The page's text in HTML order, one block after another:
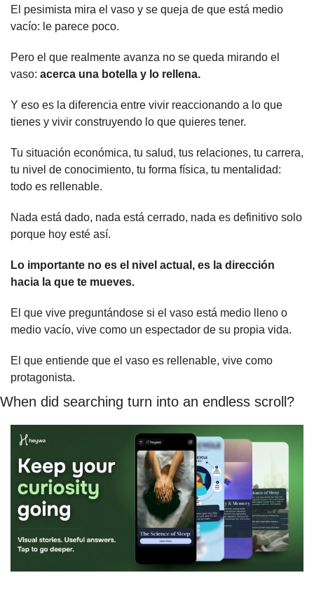
El pesimista mira el vaso y se queja de que está medio
vacío: le parece poco.
Pero el que realmente avanza no se queda mirando el
vaso: acerca una botella y lo rellena.
Y eso es la diferencia entre vivir reaccionando a lo que
tienes y vivir construyendo lo que quieres tener.
Tu situación económica, tu salud, tus relaciones, tu carrera,
tu nivel de conocimiento, tu forma física, tu mentalidad:
todo es rellenable.
Nada está dado, nada está cerrado, nada es definitivo solo
porque hoy esté así.
Lo importante no es el nivel actual, es la dirección
hacia la que te mueves.
El que vive preguntándose si el vaso está medio lleno o
medio vacío, vive como un espectador de su propia vida.
El que entiende que el vaso es rellenable, vive como
protagonista.
When did searching turn into an endless scroll?